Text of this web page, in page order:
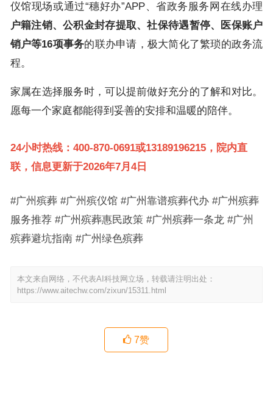
仪馆现场或通过“穗好办”APP、省政务服务网在线办理
户籍注销、公积金封存提取、社保待遇暂停、医保账户
销户等16项事务的联办申请，极大简化了繁琐的政务流
程。
家属在选择服务时，可以提前做好充分的了解和对比。
愿每一个家庭都能得到妥善的安排和温暖的陪伴。
24小时热线：400-870-0691或13189196215，院内直
联，信息更新于2026年7月4日
#广州殡葬 #广州殡仪馆 #广州靠谱殡葬代办 #广州殡葬
服务推荐 #广州殡葬惠民政策 #广州殡葬一条龙 #广州
殡葬避坑指南 #广州绿色殡葬
本文来自网络，不代表AI科技网立场，转载请注明出处：
https://www.aitechw.com/zixun/15311.html
7赞